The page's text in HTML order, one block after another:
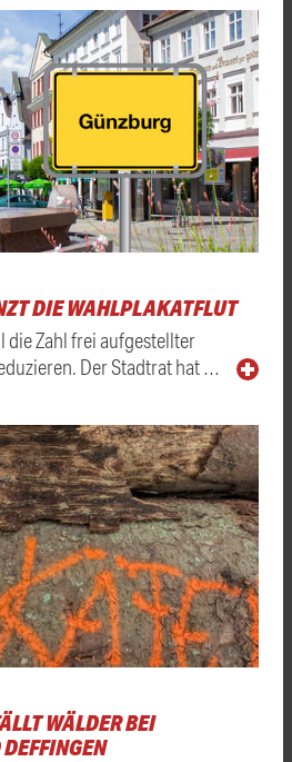
DIE WAHLPLAKATFLUT
die Zahl frei aufgestellter
Der Stadtrat hat …
WÄLDER BEI